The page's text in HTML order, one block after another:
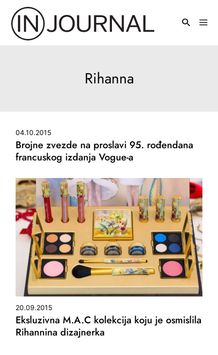
sadržaj
Rihanna
04.10.2015
Brojne zvezde na proslavi 95. rođendana
francuskog izdanja Vogue-a
20.09.2015
Eksluzivna M.A.C kolekcija koju je osmislila
Rihannina dizajnerka